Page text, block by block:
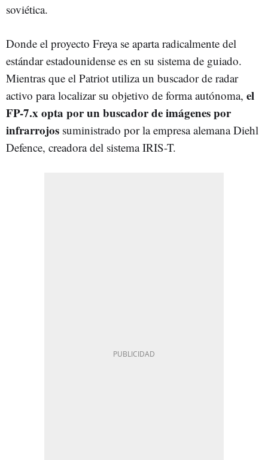
soviética.
Donde el proyecto Freya se aparta radicalmente del
estándar estadounidense es en su sistema de guiado.
Mientras que el Patriot utiliza un buscador de radar
activo para localizar su objetivo de forma autónoma, el
FP-7.x opta por un buscador de imágenes por
infrarrojos suministrado por la empresa alemana Diehl
Defence, creadora del sistema IRIS-T.